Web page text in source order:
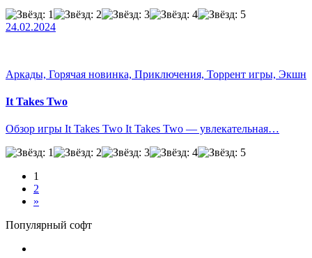
24.02.2024
Аркады, Горячая новинка, Приключения, Торрент игры, Экшн
It Takes Two
Обзор игры It Takes Two It Takes Two — увлекательная…
1
2
»
Популярный софт